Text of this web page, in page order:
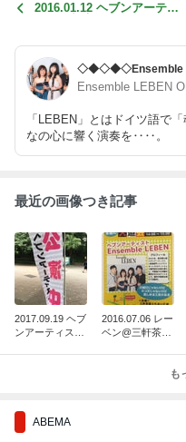
2016.01.12 ヘブンアーティ
Ensemble LEBEN
「LEBEN」とはドイツ語で
なの心に響く演奏を‥‥。
最近の画像つき記事
2017.09.19 ヘブ
ンアーティスト
2016.07.06 レー
ベン@三軒茶屋
も
ABEMA